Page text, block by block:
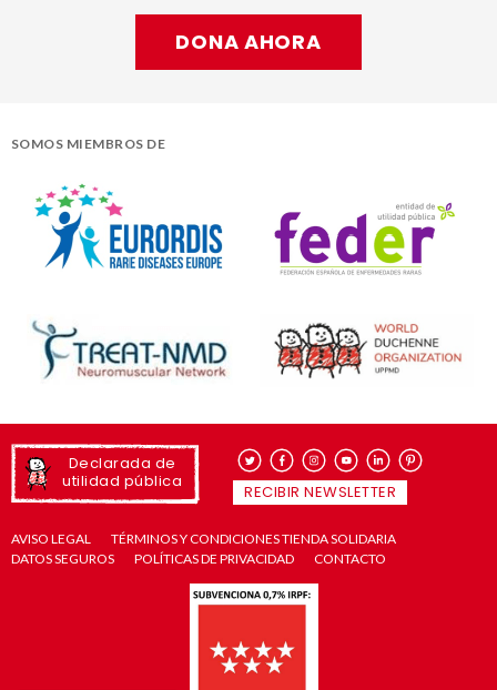
DONA AHORA
SOMOS MIEMBROS DE
Declarada de
utilidad pública
RECIBIR NEWSLETTER
AVISO LEGAL
TÉRMINOS Y CONDICIONES TIENDA SOLIDARIA
DATOS SEGUROS
POLÍTICAS DE PRIVACIDAD CONTACTO